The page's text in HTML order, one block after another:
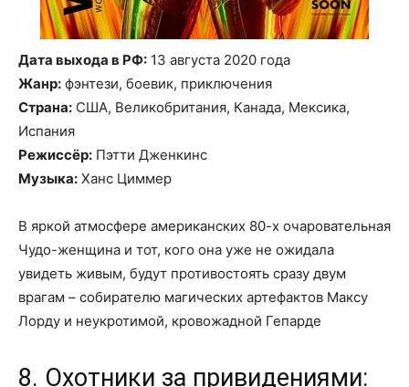
Дата выхода в РФ: 13 августа 2020 года
Жанр: фэнтези, боевик, приключения
Страна: США, Великобритания, Канада, Мексика,
Испания
Режиссёр: Пэтти Дженкинс
Музыка: Ханс Циммер
В яркой атмосфере американских 80-х очаровательная
Чудо-женщина и тот, кого она уже не ожидала
увидеть живым, будут противостоять сразу двум
врагам – собирателю магических артефактов Максу
Лорду и неукротимой, кровожадной Гепарде
8. Охотники за привидениями: